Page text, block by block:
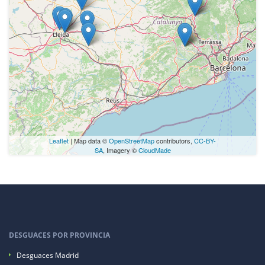
Leaflet | Map data ©OpenStreetMapcontributors, CC-BY-
SA, Imagery ©CloudMade
DESGUACES POR PROVINCIA
Desguaces Madrid